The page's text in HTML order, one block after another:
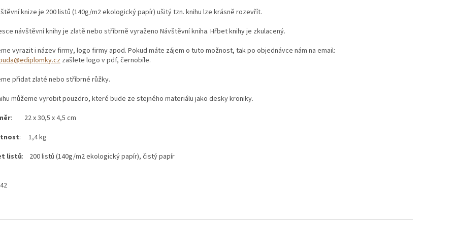
knize je 200 listů (140g/m2 ekologický papír) ušitý tzn. knihu lze krásně rozevřít.
návštěvní knihy je zlatě nebo stříbrně vyraženo Návštěvní kniha. Hřbet knihy je zkulacený.
vyrazit i název firmy, logo firmy apod. Pokud máte zájem o tuto možnost, tak po objednávce nám na email:
zašlete logo v pdf, černobíle.
přidat zlaté nebo stříbrné růžky.
můžeme vyrobit pouzdro, které bude ze stejného materiálu jako desky kroniky.
: 22 x 30,5 x 4,5 cm
: 1,4 kg
listů: 200 listů (140g/m2 ekologický papír), čistý papír